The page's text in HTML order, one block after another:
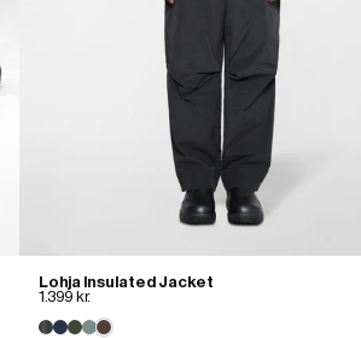
Lohja Insulated Jacket
1.399 kr.